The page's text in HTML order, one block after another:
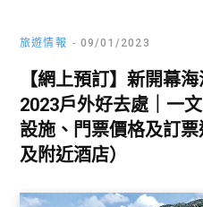
旅遊情報 09/01/2023
【網上預訂】新開幕
2023戶外好去處｜一
設施、門票價格及訂
及附近酒店）